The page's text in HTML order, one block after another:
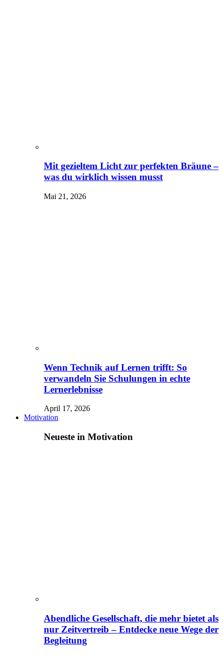
Mit gezieltem Licht zur perfekten Bräune –
was du wirklich wissen musst
Mai 21, 2026
Wenn Technik auf Lernen trifft: So
verwandeln Sie Schulungen in echte
Lernerlebnisse
April 17, 2026
Motivation
Neueste in Motivation
Abendliche Gesellschaft, die mehr bietet als
nur Zeitvertreib – Entdecke neue Wege der
Begleitung